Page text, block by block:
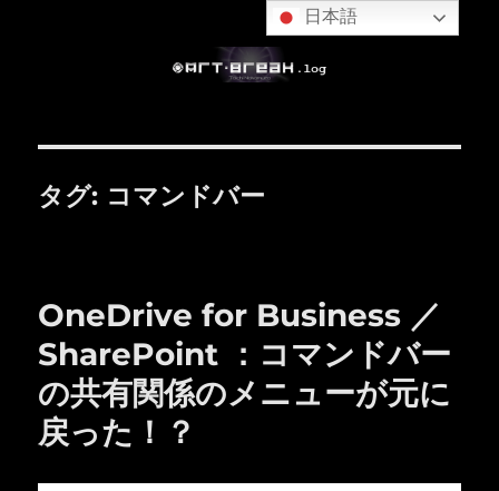
タグ: コマンドバー
OneDrive for Business ／
SharePoint ：コマンドバー
の共有関係のメニューが元に
戻った！？
日本語